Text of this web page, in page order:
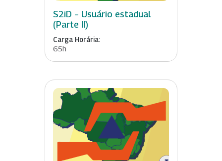
S2iD – Usuário estadual
(Parte II)
Carga Horária:
65h